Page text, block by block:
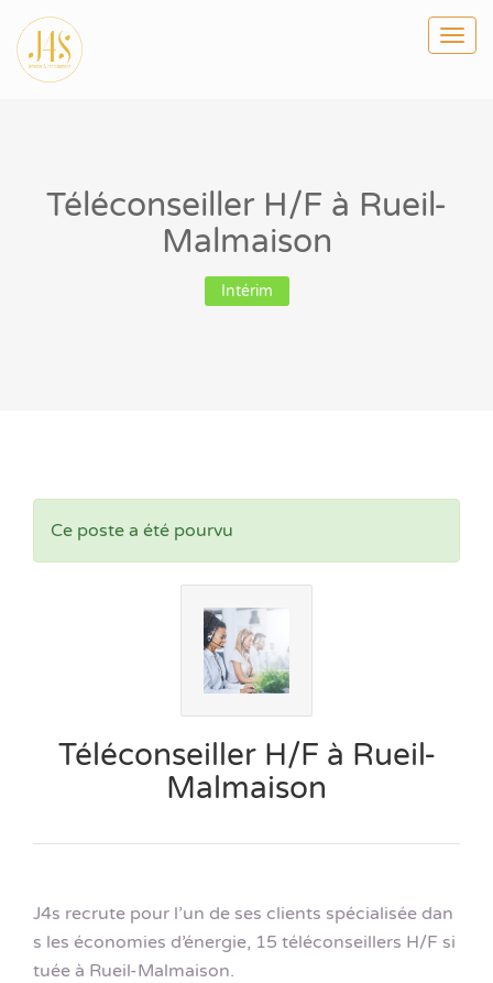
Téléconseiller H/F à Rueil-
Malmaison
Intérim
Ce poste a été pourvu
Téléconseiller H/F à Rueil-
Malmaison
J4s recrute pour l’un de ses clients spécialisée dan
s les économies d’énergie, 15 téléconseillers H/F si
tuée à Rueil-Malmaison.